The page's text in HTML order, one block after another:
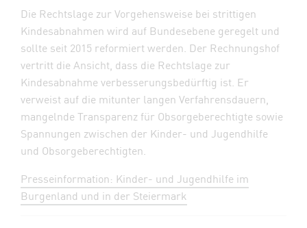
Die Rechtslage zur Vorgehensweise bei strittigen
Kindesabnahmen wird auf Bundesebene geregelt und
sollte seit 2015 reformiert werden. Der Rechnungshof
vertritt die Ansicht, dass die Rechtslage zur
Kindesabnahme verbesserungsbedürftig ist. Er
verweist auf die mitunter langen Verfahrensdauern,
mangelnde Transparenz für Obsorgeberechtigte sowie
Spannungen zwischen der Kinder- und Jugendhilfe
und Obsorgeberechtigten.
Presseinformation: Kinder- und Jugendhilfe im
Burgenland und in der Steiermark